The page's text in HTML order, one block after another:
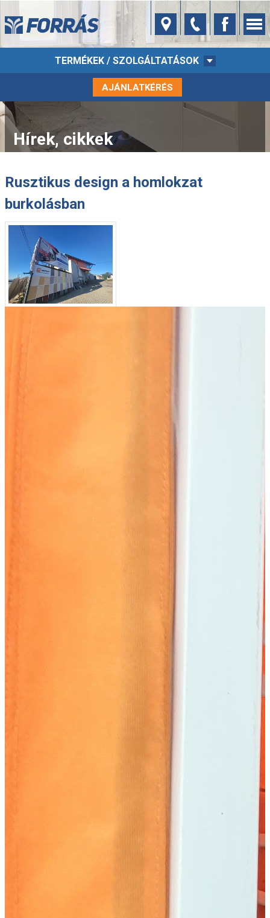
TERMÉKEK / SZOLGÁLTATÁSOK
AJÁNLATKÉRÉS
Hírek, cikkek
Rusztikus design a homlokzat
burkolásban